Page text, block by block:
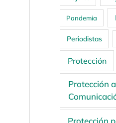
Pandemia
Periodistas
Protección
Protección
Protección